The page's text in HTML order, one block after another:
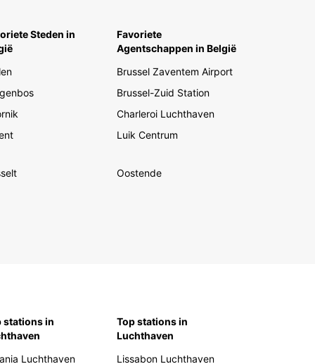
Steden in
Favoriete
Agentschappen in België
Brussel Zaventem Airport
Brussel-Zuid Station
Charleroi Luchthaven
Luik Centrum
Oostende
stations in
Luchthaven
Top stations in
Luchthaven
Lissabon Luchthaven